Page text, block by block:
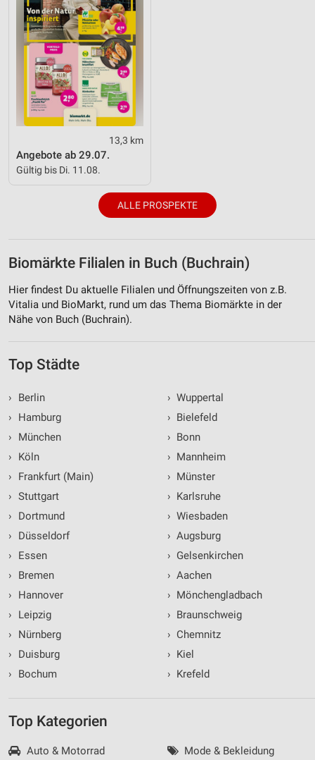
13,3 km
Angebote ab 29.07.
Gültig bis Di. 11.08.
ALLE PROSPEKTE
Biomärkte Filialen in Buch (Buchrain)
Hier findest Du aktuelle Filialen und Öffnungszeiten von z.B.
Vitalia und BioMarkt, rund um das Thema Biomärkte in der
Nähe von Buch (Buchrain).
Top Städte
›
Berlin
›
Hamburg
›
München
›
Köln
›
Frankfurt (Main)
› Stuttgart
›
Dortmund
›
Düsseldorf
›
Essen
›
Bremen
›
Hannover
›
Leipzig
›
Nürnberg
›
Duisburg
›
Bochum
› Wuppertal
› Bielefeld
› Bonn
› Mannheim
› Münster
› Karlsruhe
› Wiesbaden
› Augsburg
› Gelsenkirchen
› Aachen
› Mönchengladbach
› Braunschweig
› Chemnitz
› Kiel
› Krefeld
Top Kategorien
Auto & Motorrad
Mode & Bekleidung